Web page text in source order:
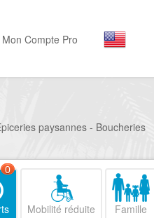
Séjourner
Musées, ...
Sortir
Mon Compte Pro
paysannes - Boucheries
0
Mobilité réduite Famille